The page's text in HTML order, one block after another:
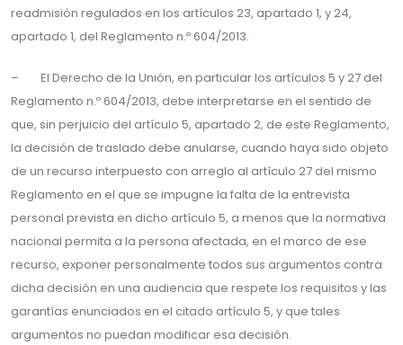
readmisión regulados en los artículos 23, apartado 1, y 24,
apartado 1, del Reglamento n.º 604/2013.
– El Derecho de la Unión, en particular los artículos 5 y 27 del
Reglamento n.º 604/2013, debe interpretarse en el sentido de
que, sin perjuicio del artículo 5, apartado 2, de este Reglamento,
la decisión de traslado debe anularse, cuando haya sido objeto
de un recurso interpuesto con arreglo al artículo 27 del mismo
Reglamento en el que se impugne la falta de la entrevista
personal prevista en dicho artículo 5, a menos que la normativa
nacional permita a la persona afectada, en el marco de ese
recurso, exponer personalmente todos sus argumentos contra
dicha decisión en una audiencia que respete los requisitos y las
garantías enunciados en el citado artículo 5, y que tales
argumentos no puedan modificar esa decisión.